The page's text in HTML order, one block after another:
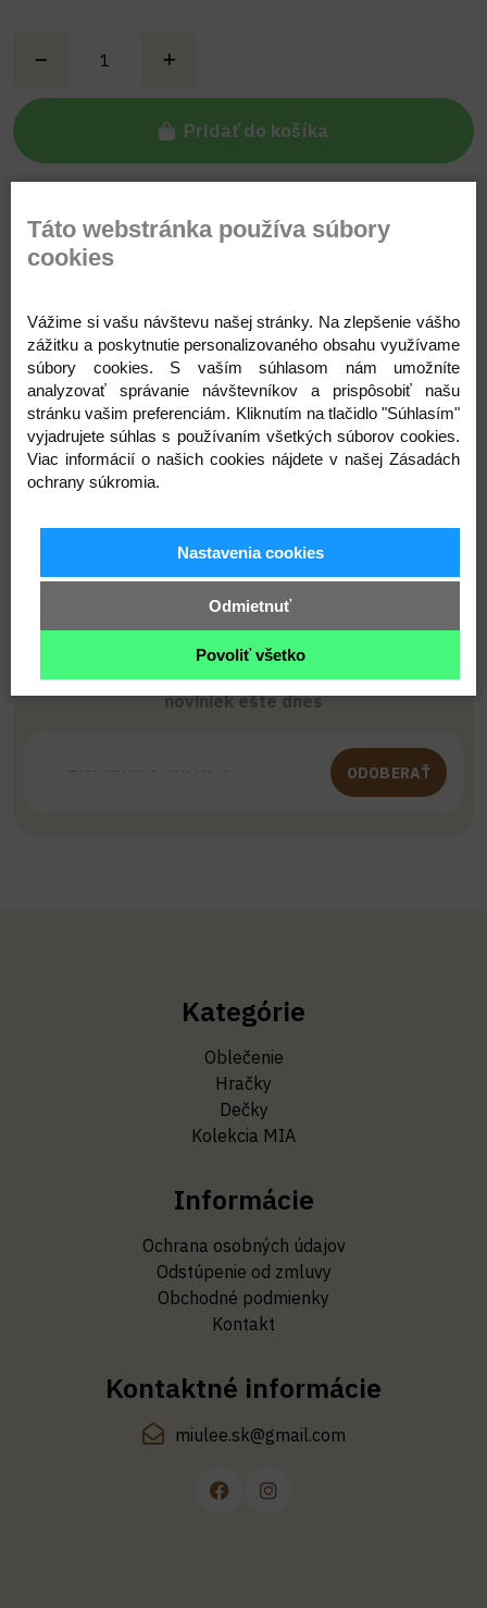
Pridať do košíka
Popis Parametre Komentáre Recenzie
Sponky /pukačky sú krásnym doplnkom do
vláskov na každý deň. Vyrobené sú z kvalitnej
100% bavlny ,zamilujú si ich malinké aj väčšie
slečny.
Prihláste sa na odber noviniek
Buďte prvý, kto to vie. Zaregistrujte sa na odber
noviniek ešte dnes
ODOBERAŤ
Kategórie
Oblečenie
Hračky
Dečky
Kolekcia MIA
Informácie
Ochrana osobných údajov
Odstúpenie od zmluvy
Obchodné podmienky
Kontakt
Kontaktné informácie
miulee.sk@gmail.com
Táto webstránka používa súbory
cookies
Vážime si vašu návštevu našej stránky. Na zlepšenie vášho
zážitku a poskytnutie personalizovaného obsahu využívame
súbory cookies. S vaším súhlasom nám umožníte
analyzovať správanie návštevníkov a prispôsobiť našu
stránku vašim preferenciám. Kliknutím na tlačidlo "Súhlasím"
vyjadrujete súhlas s používaním všetkých súborov cookies.
Viac informácií o našich cookies nájdete v našej Zásadách
ochrany súkromia.
Nastavenia cookies
Odmietnuť
Povoliť všetko